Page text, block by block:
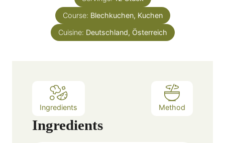
r
u
t
e
s
Course: Blechkuchen, Kuchen
Cuisine: Deutschland, Österreich
Ingredients Method
Ingredients